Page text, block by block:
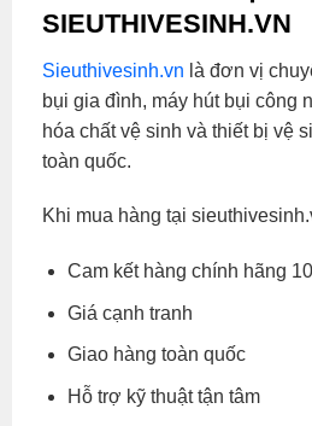
SIEUTHIVESINH.VN
Sieuthivesinh.vn là đơn vị
bụi gia đình, máy hút bụi công
hóa chất vệ sinh và thiết bị vệ
toàn quốc.
Khi mua hàng tại
Cam kết hàng chính hãng
Giá cạnh tranh
Giao hàng toàn quốc
Hỗ trợ kỹ thuật tận tâm